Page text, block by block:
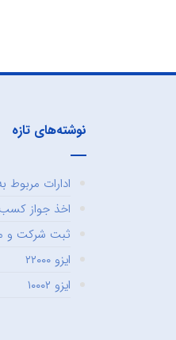
نوشته‌های تازه
ادارات
اخذ جواز
ثبت شرکت و
ایزو ۲۲۰۰۰
ایزو ۱۰۰۰۲